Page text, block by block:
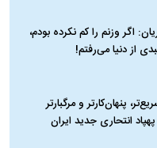
اگر وزنم را کم نکرده بودم،
از دنیا می‌رفتم!
سریع‌تر، پنهان‌کارتر و مرگبارتر
انتحاری جدید ایران